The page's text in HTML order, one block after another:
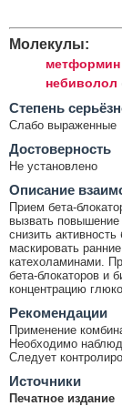
Молекулы:
метформин
небиволол
Cтепень
Слабо выраженные
Достоверность
Не установлено
Описание
Прием бета-
вызвать повышение
снизить
маскировать
катехоламинами.
бета-блокаторов и
концентрацию
Рекомендации
Применение
Необходимо
Следует
Источники
Печатное издание